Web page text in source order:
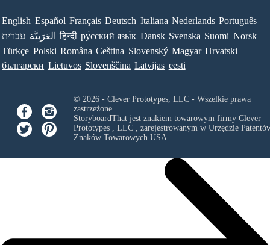
English Español Français Deutsch Italiana Nederlands Português
עברית العَرَبِيَّة हिन्दी ру́сский язы́к Dansk Svenska Suomi Norsk
Türkçe Polski Româna Ceština Slovenský Magyar Hrvatski
български Lietuvos Slovenščina Latvijas eesti
© 2026 - Clever Prototypes, LLC - Wszelkie prawa
zastrzeżone.
StoryboardThat jest znakiem towarowym firmy Clever
Prototypes , LLC, zarejestrowanym w Urzędzie
Znaków Towarowych USA